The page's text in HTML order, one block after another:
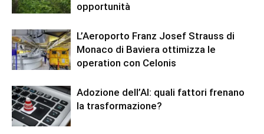
opportunità
L’Aeroporto Franz Josef Strauss di
Monaco di Baviera ottimizza le
operation con Celonis
Adozione dell’AI: quali fattori frenano
la trasformazione?